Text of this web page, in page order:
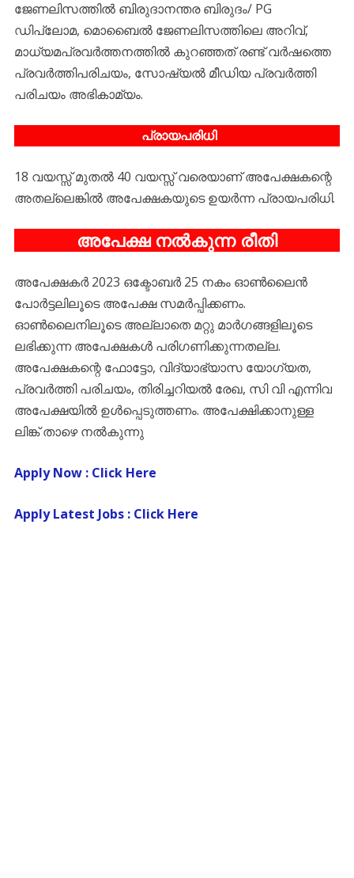
ജേണലിസത്തിൽ ബിരുദാനന്തര ബിരുദം/ PG
ഡിപ്ലോമ, മൊബൈൽ ജേണലിസത്തിലെ അറിവ്,
മാധ്യമപ്രവർത്തനത്തിൽ കുറഞ്ഞത് രണ്ട് വർഷത്തെ
പ്രവർത്തിപരിചയം, സോഷ്യൽ മീഡിയ പ്രവർത്തി
പരിചയം അഭികാമ്യം.
പ്രായപരിധി
18 വയസ്സ് മുതൽ 40 വയസ്സ് വരെയാണ് അപേക്ഷകന്റെ
അതല്ലെങ്കിൽ അപേക്ഷകയുടെ ഉയർന്ന പ്രായപരിധി.
അപേക്ഷ നൽകുന്ന രീതി
അപേക്ഷകർ 2023 ഒക്ടോബർ 25 നകം ഓൺലൈൻ
പോർട്ടലിലൂടെ അപേക്ഷ സമർപ്പിക്കണം.
ഓൺലൈനിലൂടെ അല്ലാതെ മറ്റു മാർഗങ്ങളിലൂടെ
ലഭിക്കുന്ന അപേക്ഷകൾ പരിഗണിക്കുന്നതല്ല.
അപേക്ഷകന്റെ ഫോട്ടോ, വിദ്യാഭ്യാസ യോഗ്യത,
പ്രവർത്തി പരിചയം, തിരിച്ചറിയൽ രേഖ, സി വി എന്നിവ
അപേക്ഷയിൽ ഉൾപ്പെടുത്തണം. അപേക്ഷിക്കാനുള്ള
ലിങ്ക് താഴെ നൽകുന്നു
Apply Now : Click Here
Apply Latest Jobs : Click Here